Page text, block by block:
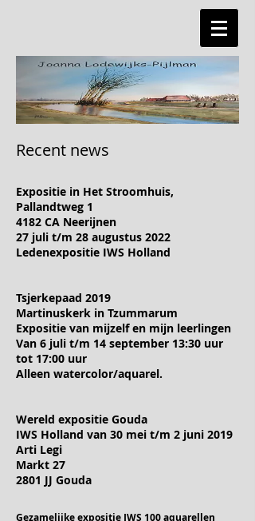
Recent news​
Gezamelijke expositie IWS 100 aquarellen
Expositie in Het Stroomhuis,
Pallandtweg 1
4182 CA Neerijnen
27 juli t/m 28 augustus 2022
Ledenexpositie IWS Holland
Tsjerkepaad 2019
Martinuskerk in Tzummarum
Expositie van mijzelf en mijn leerlingen
Van 6 juli t/m 14 september 13:30 uur
tot 17:00 uur
Alleen watercolor/aquarel.
Wereld expositie Gouda
IWS Holland van 30 mei t/m 2 juni 2019
Arti Legi
Markt 27
2801 JJ Gouda